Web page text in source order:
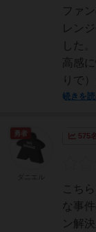
ファ
レン
した
高感
りで
続きを
575名
こち
な事
ン解
勇者